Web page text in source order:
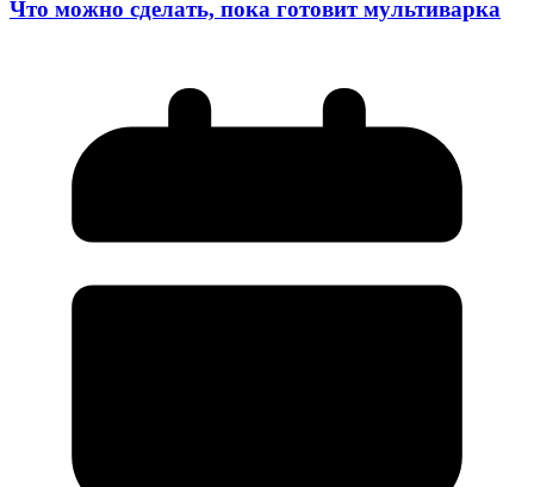
Что можно сделать, пока готовит мультиварка